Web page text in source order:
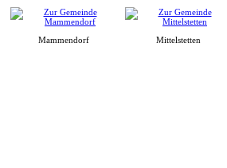
Mammendorf Mittelstetten